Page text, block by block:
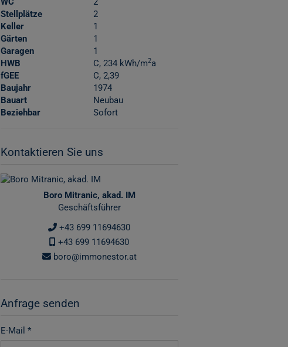
Stellplätze
2
Keller
1
Gärten
1
Garagen
1
HWB
C, 234 kWh/m2a
fGEE
C, 2,39
Baujahr
1974
Bauart
Neubau
Beziehbar
Sofort
Kontaktieren Sie uns
Boro Mitranic, akad. IM
Geschäftsführer
+43 699 11694630
+43 699 11694630
boro@immonestor.at
Anfrage senden
E-Mail